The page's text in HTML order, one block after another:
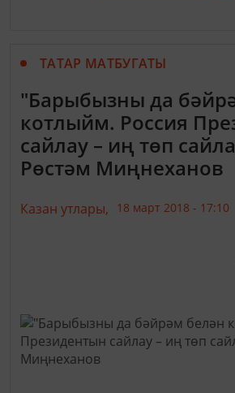
ТАТАР МАТБУГАТЫ
"Барыбызны да
котлыйм. Россия
сайлау – иң төп
Рөстәм Миңнеханов
Казан утлары, 18 март 2018 - 17:10